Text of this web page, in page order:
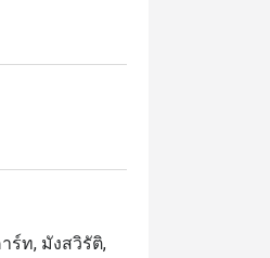
โรงแรม แบงค็
คึกคักและ
หารสดที่คุณ
ยให้เลือกทาน
ร์ท, มังสวิรัติ,